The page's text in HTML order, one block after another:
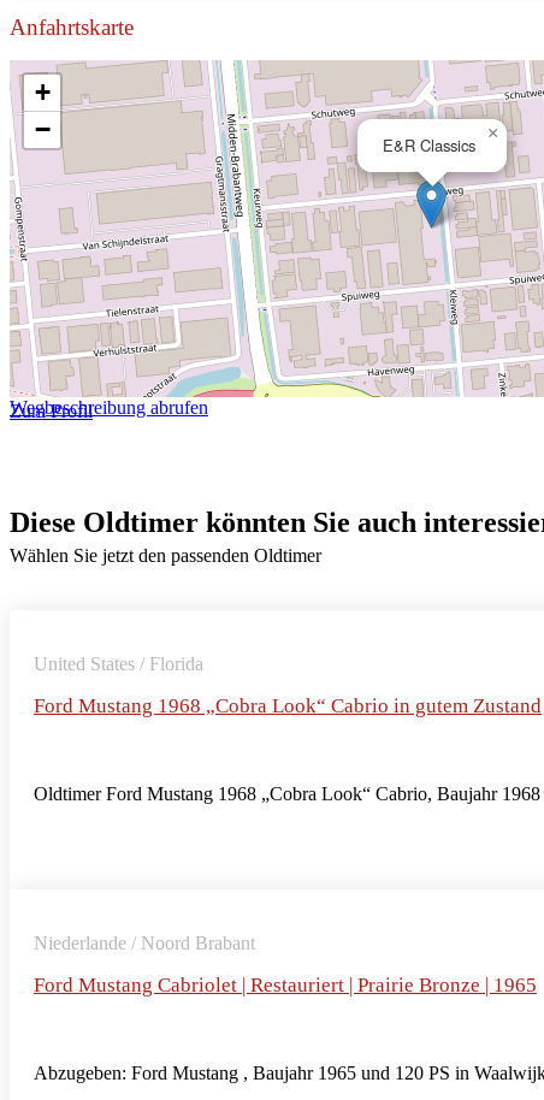
Anfahrtskarte
E&R Classics
×
+
−
Wegbeschreibung abrufen
Zum Profil
Diese Oldtimer könnten Sie auch
Wählen Sie jetzt den passenden Oldtimer
United States / Florida
Ford Mustang 1968 „Cobra Look“ Cabrio in gutem Zustand
Oldtimer Ford Mustang 1968 „Cobra Look“ Cabrio, Baujahr
Niederlande / Noord Brabant
Ford Mustang Cabriolet | Restauriert | Prairie Bronze | 1965
Abzugeben: Ford Mustang , Baujahr 1965 und 120 PS in